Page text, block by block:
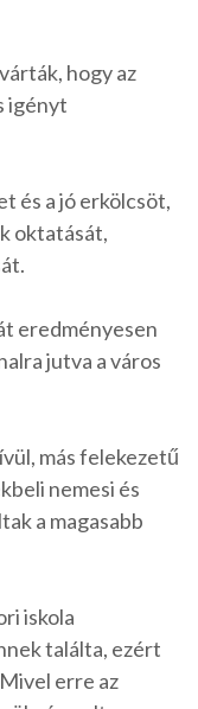
hogy az
igényt
és a jó erkölcsöt,
oktatását,
eredményesen
jutva a város
más felekezetű
nemesi és
a magasabb
iskola
találta, ezért
erre az